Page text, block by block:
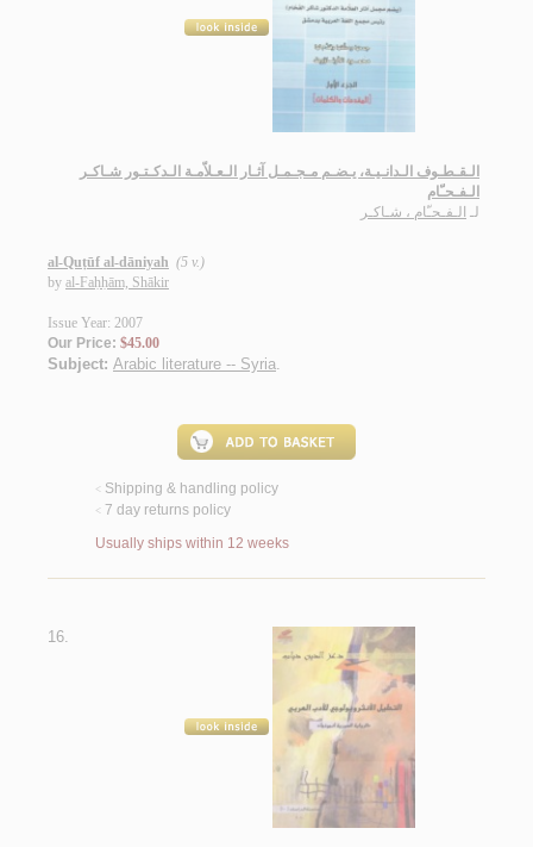
الـقـطـوف الـدانـيـة، يـضـم مـجـمـل آثـار الـعـلاّمـة الـدكـتـور شـاكـر
الـفـحـّام
لـ الـفـحـّام ، شـاكـر
al-Quṭūf al-dāniyah (5 v.)
by al-Faḥḥām, Shākir
Issue Year: 2007
Our Price: $45.00
Subject: Arabic literature -- Syria.
< Shipping & handling policy
< 7 day returns policy
Usually ships within 12 weeks
16.